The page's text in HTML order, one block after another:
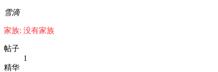
雪滴
家族: 没有家族
帖子
1
精华